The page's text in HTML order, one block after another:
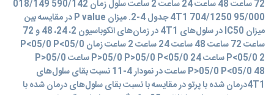
72 ساعت 48 ساعت 24 ساعت 2 ساعت سلول زمان 590/142 018/149
95/000 704/1250 4T1 جدول 4-2. میزان P value در مقایسه بین
میزان IC50 در سلول‌های 4T1 در زمان‌های انکوباسیون 2، 24، 48 و 72
ساعت 72 ساعت 48 ساعت 24 ساعت 2 ساعت زمان P<05/0 P<05/0
P<05/0 2 ساعت P>05/0 P>05/0 P<05/0 24 ساعت P>05/0
P>05/0 P<05/0 48 ساعت در نمودار 4-11 نسبت بقای سلول‌های
4T1درمان شده با پرتو در مقایسه با نسبت بقای سلول‌های درمان شده با